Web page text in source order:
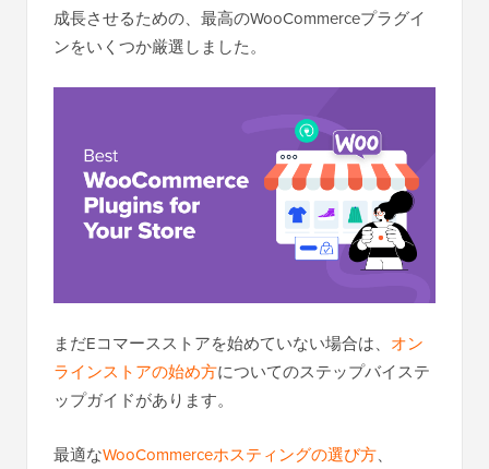
成長させるための、最高のWooCommerceプラグイ
ンをいくつか厳選しました。
まだEコマースストアを始めていない場合は、 オン
ラインストアの始め方についてのステップバイステ
ップガイドがあります。
最適なWooCommerceホスティングの選び方、